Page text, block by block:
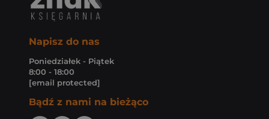
Napisz do nas
Poniedziałek - Piątek
8:00 - 18:00
[email protected]
Bądź z nami na bieżąco